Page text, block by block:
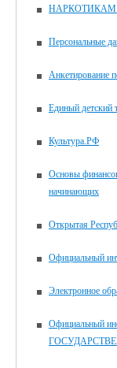
Персональные
Анкетирование
Единый детский
Культура.РФ
Основы
начинающих
Открытая
Официальный
Электронное
Официальный